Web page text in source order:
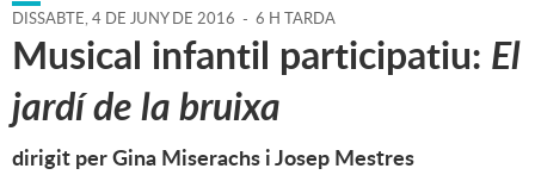
DISSABTE,4 DE JUNY DE 2016 - 6 H TARDA
Musical infantil participatiu: El
jardí de la bruixa
dirigit per Gina Miserachs i Josep Mestres